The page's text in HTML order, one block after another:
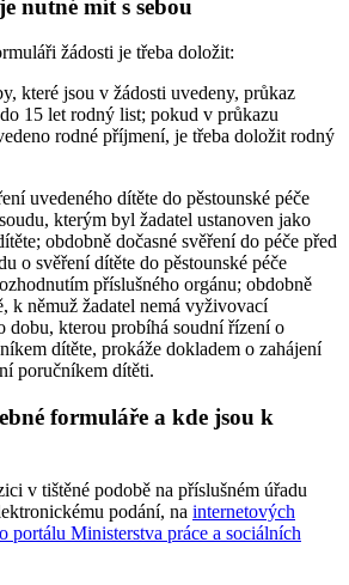
nutné mít s sebou
žádosti je třeba doložit:
které jsou v žádosti uvedeny, průkaz
15 let rodný list; pokud v průkazu
rodné příjmení, je třeba doložit rodný
uvedeného dítěte do pěstounské péče
kterým byl žadatel ustanoven jako
obdobně dočasné svěření do péče před
o svěření dítěte do pěstounské péče
příslušného orgánu; obdobně
k němuž žadatel nemá vyživovací
dobu, kterou probíhá soudní řízení o
dítěte, prokáže dokladem o zahájení
poručníkem dítěti.
formuláře a kde jsou k
v tištěné podobě na příslušném úřadu
podání, na internetových
portálu Ministerstva práce a sociálních